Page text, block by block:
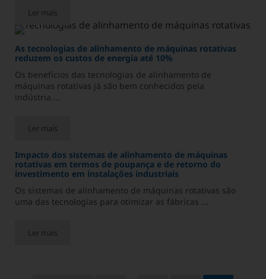
Ler mais
Poupança de custos no consumo de energia da bomba com o
As tecnologias de alinhamento de máquinas rotativas
reduzem os custos de energia até 10%
Os benefícios das tecnologias de alinhamento de
máquinas rotativas já são bem conhecidos pela
indústria....
Ler mais
As tecnologias de alinhamento de máquinas rotativas
Impacto dos sistemas de alinhamento de máquinas
rotativas em termos de poupança e de retorno do
investimento em instalações industriais
Os sistemas de alinhamento de máquinas rotativas são
uma das tecnologias para otimizar as fábricas ...
Ler mais
Impacto dos sistemas de alinhamento de máquinas rotativas